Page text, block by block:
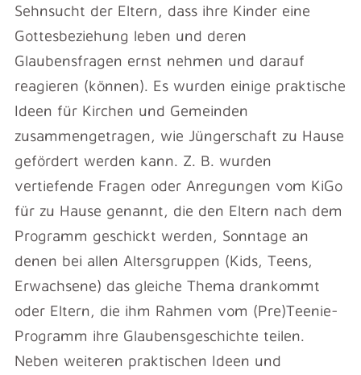
Sehnsucht der Eltern, dass ihre Kinder eine
Gottesbeziehung leben und deren
Glaubensfragen ernst nehmen und darauf
reagieren (können). Es wurden einige praktische
Ideen für Kirchen und Gemeinden
zusammengetragen, wie Jüngerschaft zu Hause
gefördert werden kann. Z. B. wurden
vertiefende Fragen oder Anregungen vom KiGo
für zu Hause genannt, die den Eltern nach dem
Programm geschickt werden, Sonntage an
denen bei allen Altersgruppen (Kids, Teens,
Erwachsene) das gleiche Thema drankommt
oder Eltern, die ihm Rahmen vom (Pre)Teenie-
Programm ihre Glaubensgeschichte teilen.
Neben weiteren praktischen Ideen und